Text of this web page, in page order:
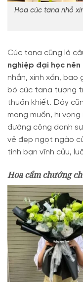
Hoa cúc tana nhỏ
Cúc tana cũng là
nghiệp đại học
nhắn, xinh xắn, bao
bó cúc tana tượng
thuần khiết. Đây
mong muốn, hi
đường công danh
vẻ đẹp ngọt ngào
tình bạn vĩnh cửu,
Hoa cẩm chướng